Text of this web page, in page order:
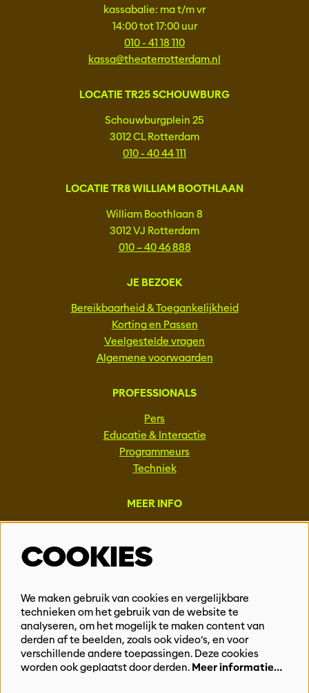
kassabalie: ma t/m vr
14:00 tot 17:00 uur
010 - 41 18 110
kassa@theaterrotterdam.nl
LOCATIE TR25 SCHOUWBURG
Schouwburgplein 25
3012 CL Rotterdam
010 - 40 44 111
LOCATIE TR8 WILLIAM BOOTHLAAN
William Boothlaan 8
3012 VJ Rotterdam
010 – 40 46 888
JE BEZOEK
Bereikbaarheid & Toegankelijkheid
Korting en Passen
Veelgestelde vragen
Algemene voorwaarden
PROFESSIONALS
Pers
Educatie & Interactie
Programmeurs
Techniek
MEER INFO
Vacatures
Events & Partnerships
Privacy
BLIJF OP DE HOOGTE
COOKIES
We maken gebruik van cookies en vergelijkbare
technieken om het gebruik van de website te
analyseren, om het mogelijk te maken content van
derden af te beelden, zoals ook video’s, en voor
verschillende andere toepassingen. Deze cookies
worden ook geplaatst door derden. Meer informatie…